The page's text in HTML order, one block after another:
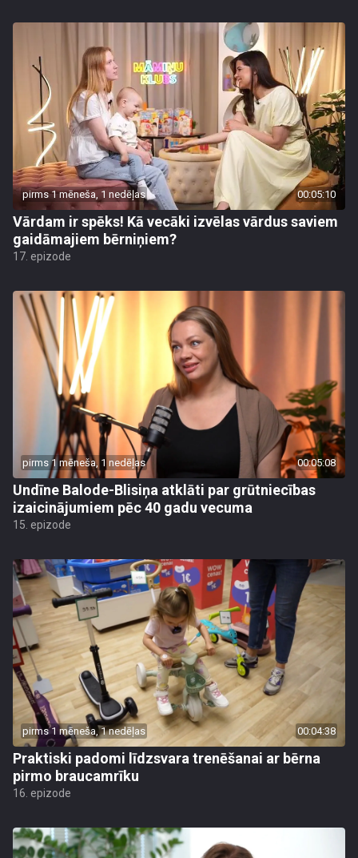
pirms 1 mēneša, 1 nedēļas 00:05:10
Vārdam ir spēks! Kā vecāki izvēlas vārdus saviem
gaidāmajiem bērniņiem?
17. epizode
pirms 1 mēneša, 1 nedēļas 00:05:08
Undīne Balode-Blisiņa atklāti par grūtniecības
izaicinājumiem pēc 40 gadu vecuma
15. epizode
pirms 1 mēneša, 1 nedēļas 00:04:38
Praktiski padomi līdzsvara trenēšanai ar bērna
pirmo braucamrīku
16. epizode